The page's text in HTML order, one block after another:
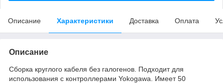
Описание Характеристики Доставка Оплата
Описание
Сборка круглого кабеля без галогенов. Подходит для
использования с контроллерами Yokogawa. Имеет 50